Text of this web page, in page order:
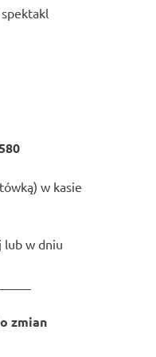
w kasie
lub w dniu
zmian